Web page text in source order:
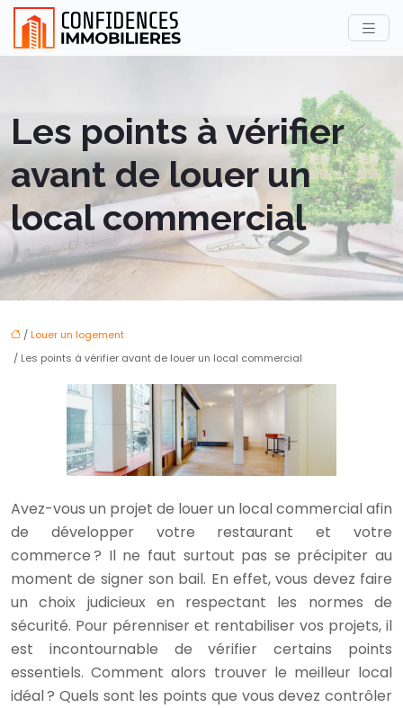
Les points à vérifier
avant de louer un
local commercial
/ Louer un logement
/ Les points à vérifier avant de louer un local commercial
Avez-vous un projet de louer un local commercial afin
de développer votre restaurant et votre
commerce ? Il ne faut surtout pas se précipiter au
moment de signer son bail. En effet, vous devez faire
un choix judicieux en respectant les normes de
sécurité. Pour pérenniser et rentabiliser vos projets, il
est incontournable de vérifier certains points
essentiels. Comment alors trouver le meilleur local
idéal ? Quels sont les points que vous devez contrôler